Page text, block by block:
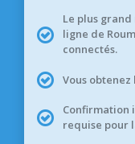
Le plus
ligne de
connectés.
Vous
Confirmation
requise pour